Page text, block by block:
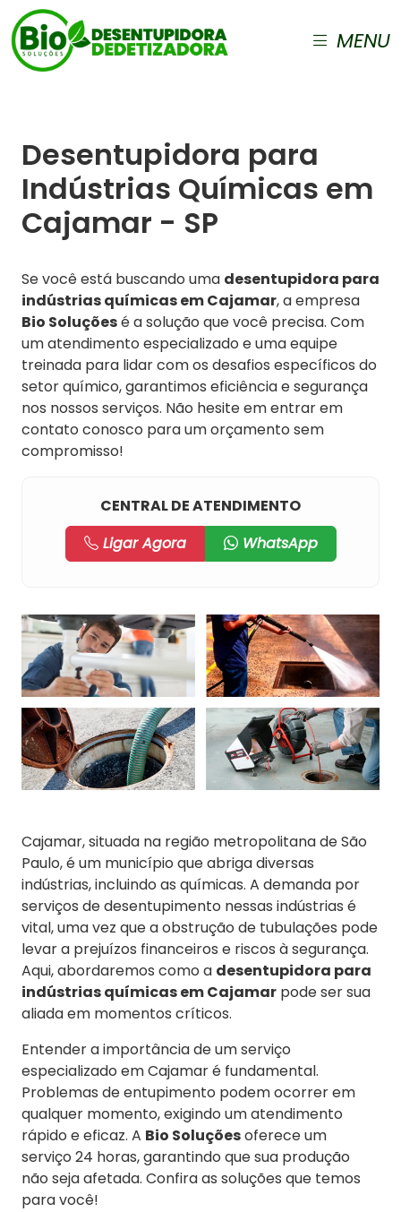
MENU
Desentupidora para
Indústrias Químicas em
Cajamar - SP
Se você está buscando uma desentupidora para
indústrias químicas em Cajamar, a empresa
Bio Soluçõesé a solução que você precisa. Com
um atendimento especializado e uma equipe
treinada para lidar com os desafios específicos do
setor químico, garantimos eficiência e segurança
nos nossos serviços. Não hesite em entrar em
contato conosco para um orçamento sem
compromisso!
CENTRAL DE ATENDIMENTO
Ligar Agora
WhatsApp
Cajamar, situada na região metropolitana de São
Paulo, é um município que abriga diversas
indústrias, incluindo as químicas. A demanda por
serviços de desentupimento nessas indústrias é
vital, uma vez que a obstrução de tubulações pode
levar a prejuízos financeiros e riscos à segurança.
Aqui, abordaremos como a desentupidora para
indústrias químicas em Cajamar pode ser sua
aliada em momentos críticos.
Entender a importância de um serviço
especializado em Cajamar é fundamental.
Problemas de entupimento podem ocorrer em
qualquer momento, exigindo um atendimento
rápido e eficaz. A Bio Soluçõesoferece um
serviço 24 horas, garantindo que sua produção
não seja afetada. Confira as soluções que temos
para você!